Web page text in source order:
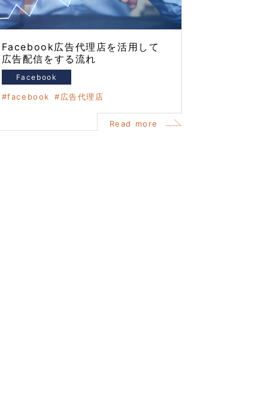
Facebook広告代理店を活用して
広告配信をする流れ
Facebook
facebook 広告代理店
Read more